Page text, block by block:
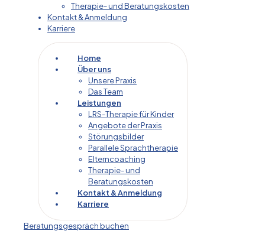
Therapie- und Beratungskosten
Kontakt & Anmeldung
Karriere
Home
Über uns
Unsere Praxis
Das Team
Leistungen
LRS-Therapie für Kinder
Angebote der Praxis
Störungsbilder
Parallele Sprachtherapie
Elterncoaching
Therapie- und
Beratungskosten
Kontakt & Anmeldung
Karriere
Beratungsgespräch buchen